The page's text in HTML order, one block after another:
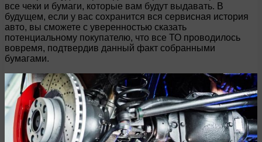
все чеки и бумаги, которые вам будут выдавать. В
будущем, если у вас сохранится вся сервисная история
авто, вы сможете с уверенностью сказать
потенциальному покупателю, что все ТО проводилось
вовремя, подтвердив данный факт собранными
бумагами.